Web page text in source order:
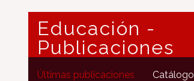
Educación -
Publicaciones
Últimas publicaciones Catálogo